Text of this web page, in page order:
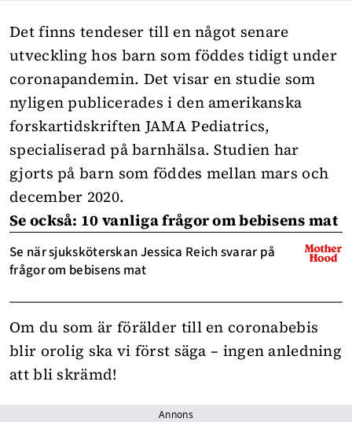
Det finns tendeser till en något senare
utveckling hos barn som föddes tidigt under
coronapandemin. Det visar en studie som
nyligen publicerades i den amerikanska
forskartidskriften JAMA Pediatrics,
specialiserad på barnhälsa.Studien har
gjorts på barn som föddes mellan mars och
december 2020.
Se också: 10 vanliga frågor om bebisens mat
Se när sjuksköterskan Jessica Reich svarar på
frågor om bebisens mat
Om du som är förälder till en coronabebis
blir orolig ska vi först säga – ingen anledning
att bli skrämd!
Annons